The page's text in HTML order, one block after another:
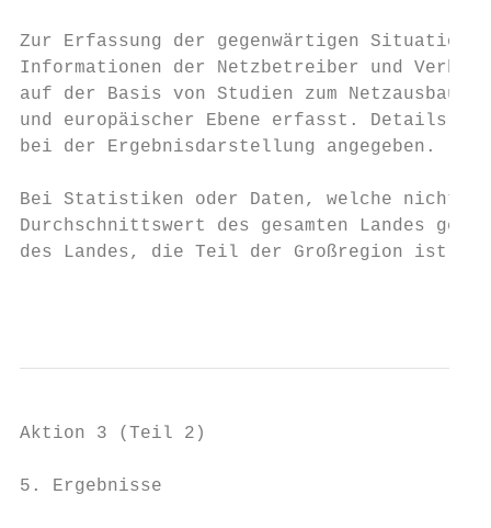
Zur Erfassung der gegenwärtigen
Informationen der Netzbetreiber und
auf der Basis von Studien zum Netzausbau
und europäischer Ebene erfasst. Details zu
bei der Ergebnisdarstellung angegeben.
Bei Statistiken oder Daten, welche nicht
Durchschnittswert des gesamten Landes
des Landes, die Teil der Großregion ist.
Aktion 3 (Teil 2)
5. Ergebnisse